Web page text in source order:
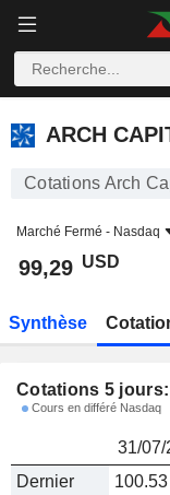
ARCH CAPITAL
ARCH
Cotations Arch
Marché Fermé - Nasdaq
99,29 USD
Synthèse
Cotations 5
Cours en différé Nasdaq
31/07/
Dernier